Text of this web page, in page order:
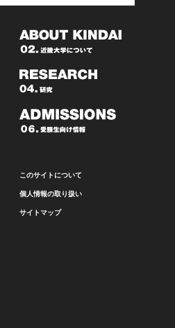
このサイトについて
個人情報の取り扱い
サイトマップ